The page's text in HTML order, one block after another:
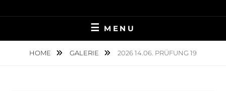
to
NINA MÜNCH
FOTOGRAFIE
MENU
HOME GALERIE 2026 14.06. PRÜFUNG 19